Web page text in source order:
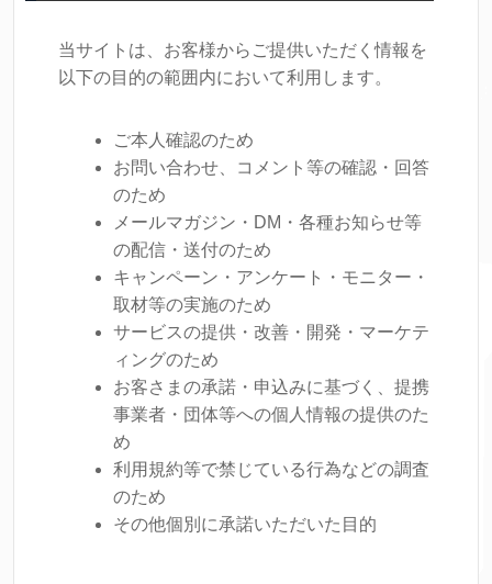
当サイトは、お客様からご提供いただく情報を
以下の目的の範囲内において利用します。
ご本人確認のため
お問い合わせ、コメント等の確認・回答
のため
メールマガジン・DM・各種お知らせ等
の配信・送付のため
キャンペーン・アンケート・モニター・
取材等の実施のため
サービスの提供・改善・開発・マーケテ
ィングのため
お客さまの承諾・申込みに基づく、提携
事業者・団体等への個人情報の提供のた
め
利用規約等で禁じている行為などの調査
のため
その他個別に承諾いただいた目的